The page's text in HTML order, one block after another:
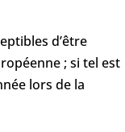
d’être
; si tel est
lors de la